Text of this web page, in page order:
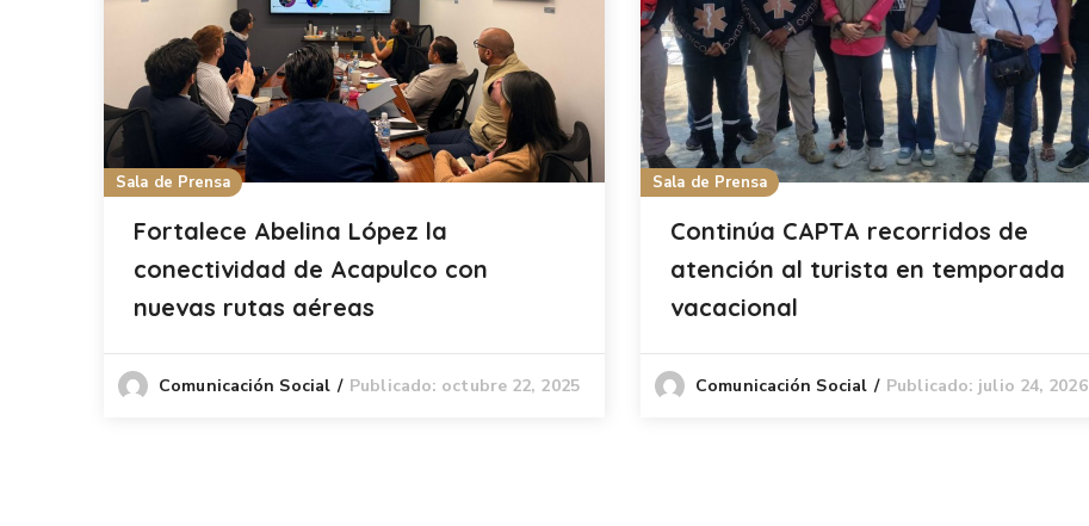
Sala de Prensa
Fortalece Abelina López la
conectividad de Acapulco con
nuevas rutas aéreas
Comunicación Social Publicado: octubre 22, 2025
Sala de Prensa
Continúa CAPTA recorridos de
atención al turista en temporada
vacacional
Comunicación Social Publicado: julio 24, 2026